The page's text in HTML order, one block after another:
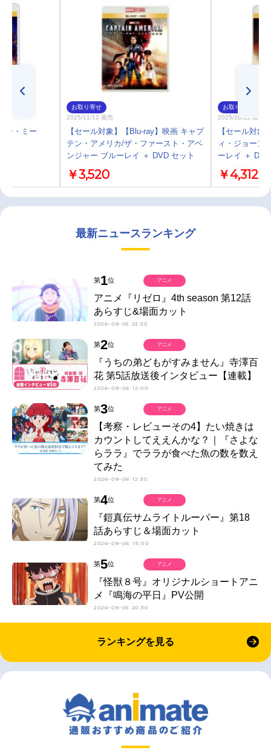
ー・ミー
お取り寄せ
2025/11/12 発売
【セール対象】【Blu-ray】映画 キャプ
テン・アメリカ/ザ・ファースト・アベ
ンジャー ブルーレイ ＋ DVD セット
￥3,520
お取り寄せ
2025/10/15 発売
【セール対象
ィ・ジョーン
ーレイ ＋
￥4,312
最新ニュースランキング
第1位
アニメ『リゼロ』4th season 第12話
あらすじ&場面カット
2026-08-05 23:30
アニメ
第2位
『うちの弟どもがすみません』寺澤百
花 第5話放送後インタビュー【連載】
2026-08-06 12:00
アニメ
第3位
【考察・レビューその4】たい焼きは
カウントしてええんかな？｜『さよな
らララ』でララが食べた魚の数を数え
てみた
2026-08-06 12:30
アニメ
第4位
『鎧真伝サムライトルーパー』第18
話あらすじ＆場面カット
2026-08-06 19:00
アニメ
第5位
『怪獣８号』オリジナルショートアニ
メ『鳴海の平日』PV公開
2026-08-05 20:30
アニメ
ランキングを見る